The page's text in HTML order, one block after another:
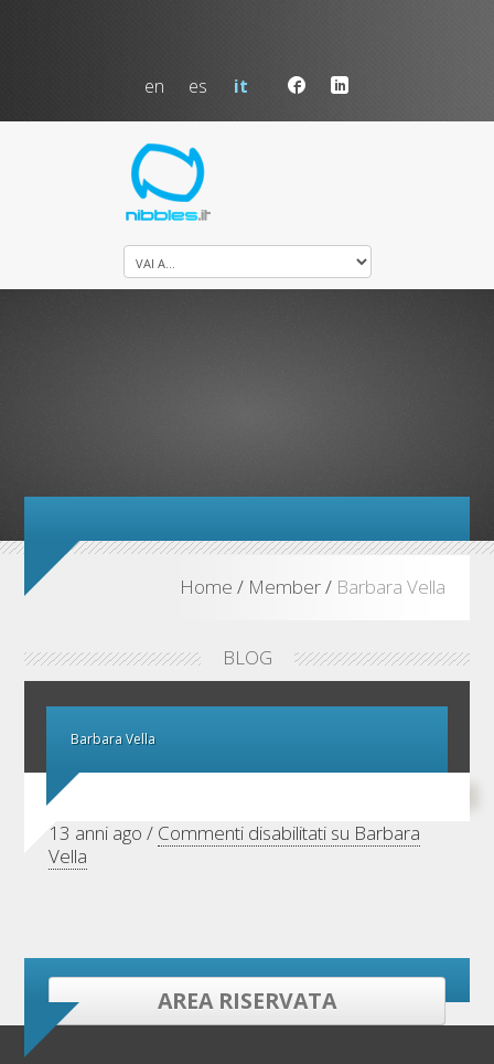
en es it
Home / Member/ Barbara Vella
BLOG
Barbara Vella
13 anni ago / Commenti disabilitati su Barbara
Vella
AREA RISERVATA